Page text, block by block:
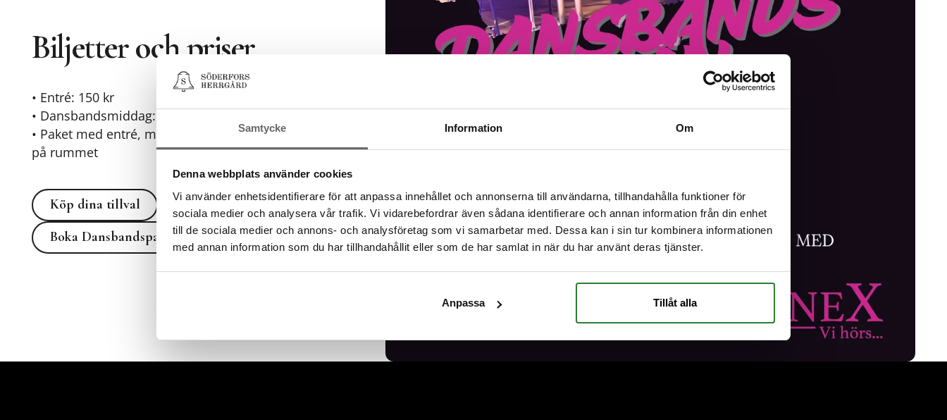
Samtycke Information Om
Denna webbplats använder cookies
Vi använder enhetsidentifierare för att anpassa innehållet och annonserna till användarna, tillhandahålla funktioner för
sociala medier och analysera vår trafik. Vi vidarebefordrar även sådana identifierare och annan information från din enhet
till de sociala medier och annons- och analysföretag som vi samarbetar med. Dessa kan i sin tur kombinera informationen
med annan information som du har tillhandahållit eller som de har samlat in när du har använt deras tjänster.
Anpassa Tillåt alla
Biljetter och priser
• Entré: 150 kr
• Dansbandsmiddag: 250kr
• Paket med entré, middag och boende: 10 procent rabatt
på rummet
Köp dina tillval
Köp dina tillval
Boka Dansbandspaket med boende
Boka Dansbandspaket med boende